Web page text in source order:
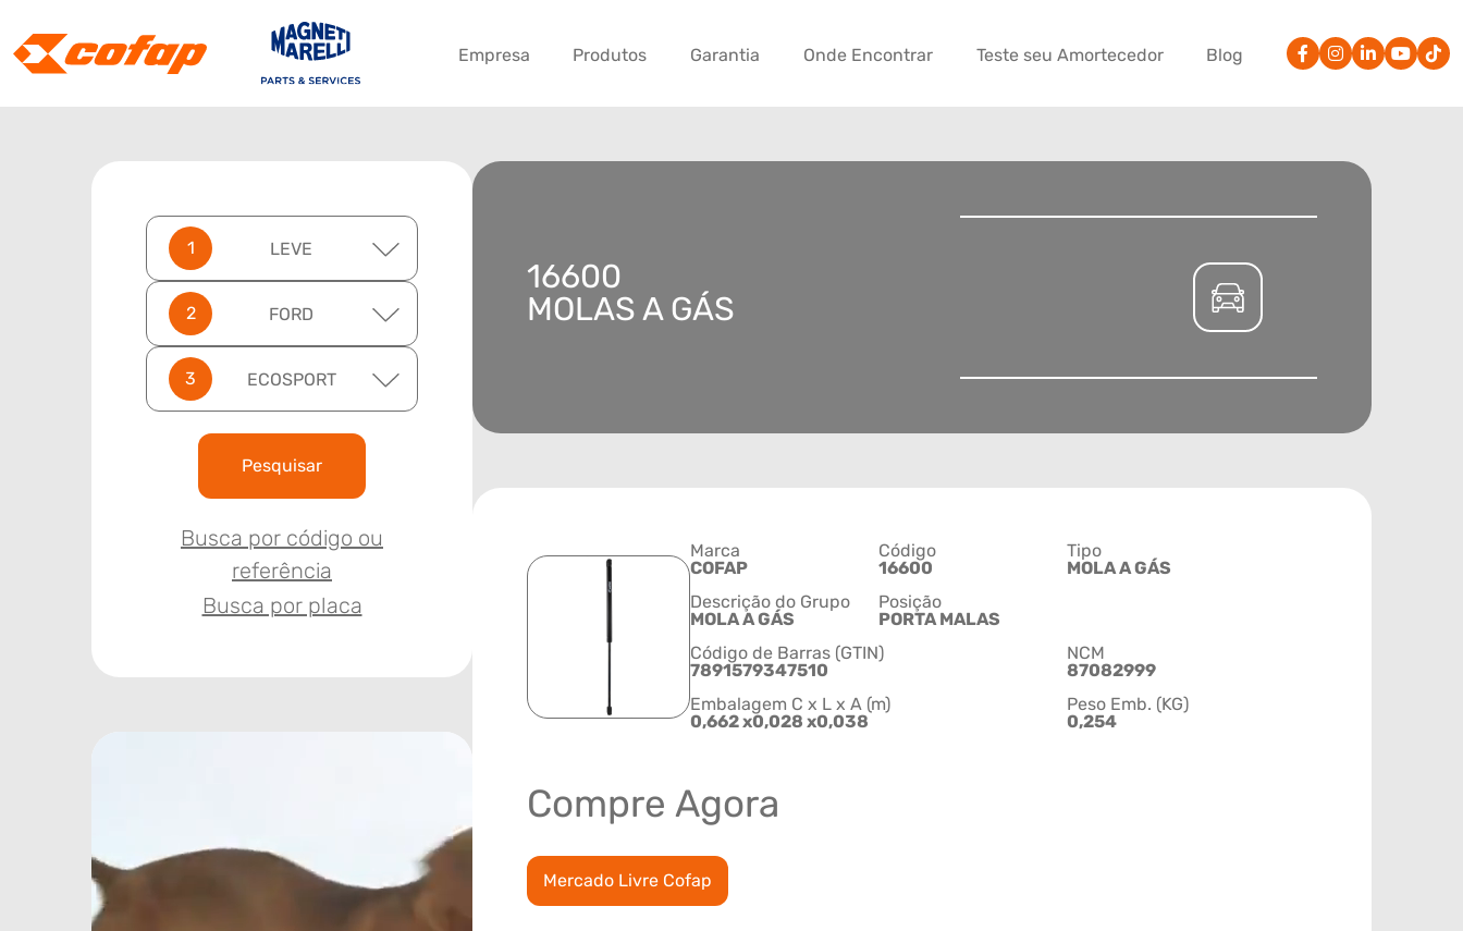
Empresa Produtos Garantia Onde Encontrar Teste seu Amortecedor Blog
LEVE
FORD
ECOSPORT
Pesquisar
Busca por código ou
referência
Busca por placa
16600
MOLAS A GÁS
Marca
COFAP
Código
16600
Tipo
MOLA A GÁS
Descrição do Grupo
MOLA A GÁS
Posição
PORTA MALAS
Código de Barras (GTIN)
7891579347510
NCM
87082999
Embalagem C x L x A (m)
0,662 x0,028 x0,038
Peso Emb. (KG)
0,254
Compre Agora
Mercado Livre Cofap